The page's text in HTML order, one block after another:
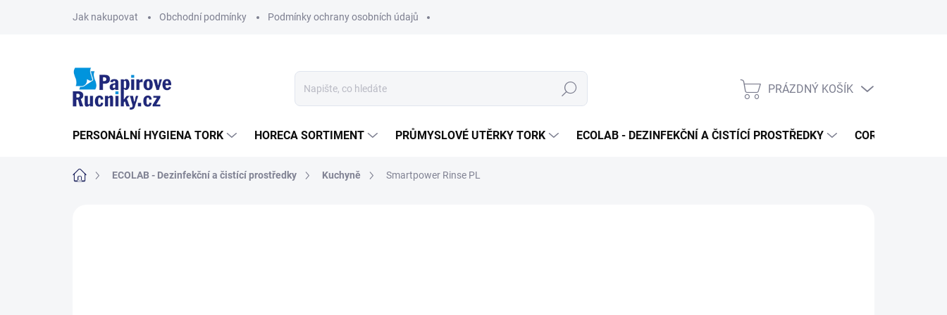
Jak nakupovat Obchodní podmínky Podmínky ochrany osobních údajů
Hledat
NÁKUPNÍ
PRÁZDNÝ KOŠÍK
PERSONÁLNÍ HYGIENA TORK HORECA SORTIMENT PRŮMYSLOVÉ UTĚRKY TORK ECOLAB - DEZINFEKČNÍ A ČISTÍCÍ PROSTŘEDKY CORMEN -
Domů ECOLAB - Dezinfekční a čistící prostředky Kuchyně Smartpower Rinse PL